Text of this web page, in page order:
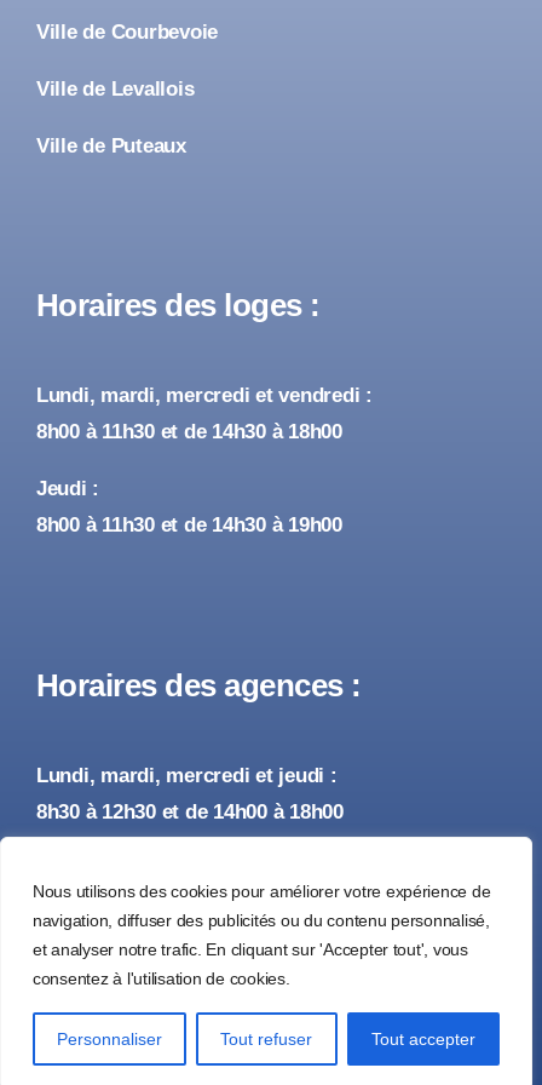
Nous utilisons des cookies pour améliorer votre expérience de
navigation, diffuser des publicités ou du contenu personnalisé,
et analyser notre trafic. En cliquant sur 'Accepter tout', vous
consentez à l'utilisation de cookies.
Personnaliser Tout refuser Tout accepter
Ville de Courbevoie
Ville de Levallois
Ville de Puteaux
Horaires des loges :
Lundi, mardi, mercredi et vendredi :
8h00 à 11h30 et de 14h30 à 18h00
Jeudi :
8h00 à 11h30 et de 14h30 à 19h00
Horaires des agences :
Lundi, mardi, mercredi et jeudi :
8h30 à 12h30 et de 14h00 à 18h00
8h30 à 12h30 et de 14h00 à 17h00
© 2026 • Tous droits réservés •Mentions Légales